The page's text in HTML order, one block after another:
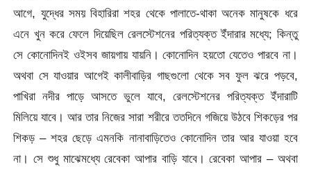
আগে, যুদ্ধের সময় বিহারিরা শহর থেকে পালাতে-থাকা অনেক মানুষকে ধরে
এনে খুন করে ফেলে দিয়েছিল রেলস্টেশনের পরিত্যক্ত ইঁদারার মধ্যে; কিন্তু
সে কোনোদিনই ওইসব জায়গায় যায়নি। কোনোদিন হয়তো যেতেও পারবে না।
অথবা সে যাওয়ার আগেই কালীবাড়ির গাছগুলো থেকে সব ফুল ঝরে পড়বে,
পাখিরা নদীর পাড়ে আসতে ভুলে যাবে, রেলস্টেশনের পরিত্যক্ত ইঁদারাটি
মিলিয়ে যাবে। আর তার নিজের সারা শরীরে ততদিনে গজিয়ে উঠবে শিকড়ের পর
শিকড় – শহর ছেড়ে এমনকি নানাবাড়িতেও কোনোদিন তার আর যাওয়া হবে
না। সে শুধু মাঝেমধ্যে রেবেকা আপার বাড়ি যাবে। রেবেকা আপার – অথবা